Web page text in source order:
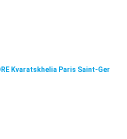
Kvaratskhelia Paris Saint-Ger